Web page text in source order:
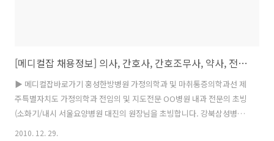
[메디컬잡 채용정보] 의사, 간호사, 간호조무사, 약사, 전문의, 일반의 구인
▶ 메디컬잡바로가기 홍성한방병원 가정의학과 및 마취통증의학과선 제
주특별자치도 가정의학과 전임의 및 지도전문 OO병원 내과 전문의 초빙
(소화기/내시 서울요양병원 대진의 원장님을 초빙합니다. 강북삼성병원
당뇨전문센터에서 2011년도 풍양의료기상사 의사 및 한의사 초빙 한일
2010. 12. 29.